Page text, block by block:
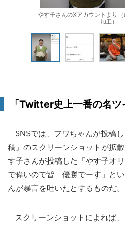
やす子さんのXアカウントより
加工）
「Twitter史上一番の名ツ
SNSでは、フワちゃんが投稿
稿」のスクリーンショットが拡
す子さんが投稿した「やす子オ
で偉いので皆 優勝でーす」と
んが暴言を吐いたとするものだ。
スクリーンショットによれば